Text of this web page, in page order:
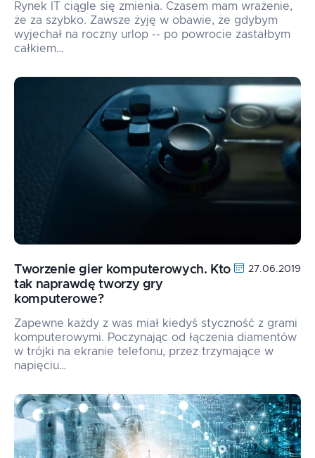
Rynek IT ciągle się zmienia. Czasem mam wrażenie,
że za szybko. Zawsze żyję w obawie, że gdybym
wyjechał na roczny urlop -- po powrocie zastałbym
całkiem…
Tworzenie gier komputerowych. Kto
tak naprawdę tworzy gry
komputerowe?
27.06.2019
Zapewne każdy z was miał kiedyś styczność z grami
komputerowymi. Poczynając od łączenia diamentów
w trójki na ekranie telefonu, przez trzymające w
napięciu…